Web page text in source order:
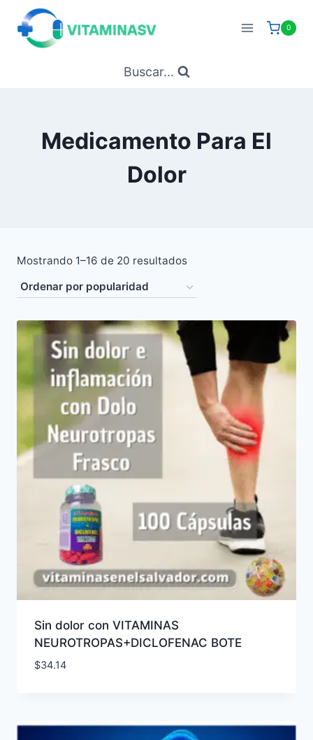
Saltar
contenido
0
Buscar...
Medicamento Para El
Dolor
Mostrando 1–16 de 20 resultadosOrdenado
popularidad
Sin dolor con VITAMINAS
NEUROTROPAS+DICLOFENAC BOTE
$34.14